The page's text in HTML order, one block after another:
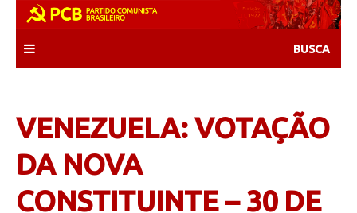
content
VENEZUELA: VOTAÇÃO
DA NOVA
CONSTITUINTE – 30 DE